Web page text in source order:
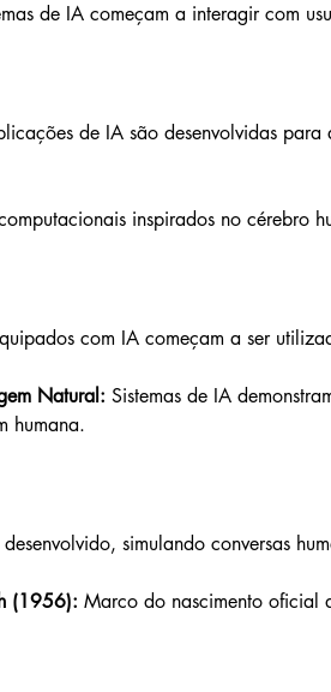
de IA começam a interagir com
de IA são desenvolvidas para
inspirados no cérebro
com IA começam a ser
Natural: Sistemas de IA
humana.
simulando conversas
(1956): Marco do nascimento oficial